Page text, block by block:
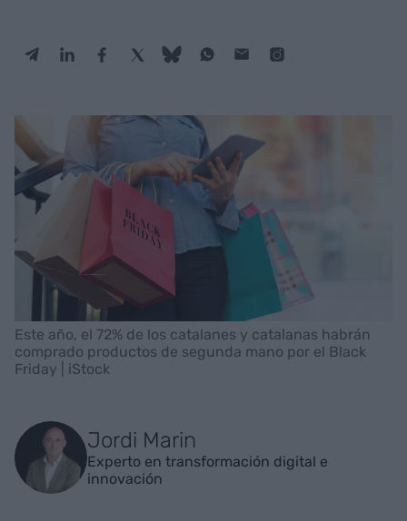
Este año, el 72% de los catalanes y catalanas habrán
comprado productos de segunda mano por el Black
Friday | iStock
Jordi Marin
Experto en transformación digital e
innovación